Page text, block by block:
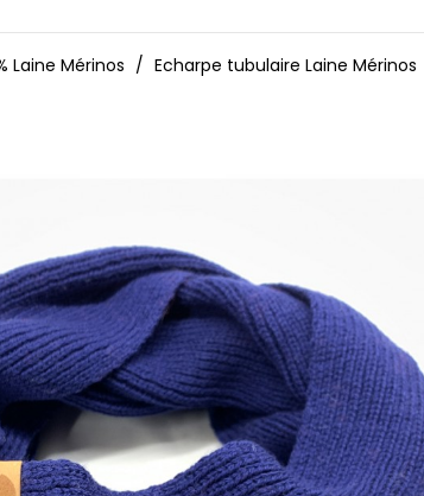
Laine Mérinos Echarpe tubulaire Laine Mérinos